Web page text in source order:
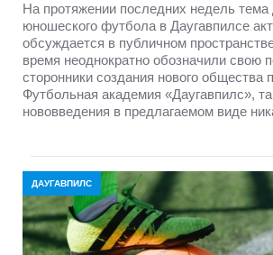
На протяжении последних недель тема
юношеского футбола в Даугавпилсе
обсуждается в публичном
время неоднократно обозначили свою
сторонники создания нового общества
Футбольная академия «Даугавпилс»,
нововведения в предлагаемом виде
ДАУГАВПИЛС